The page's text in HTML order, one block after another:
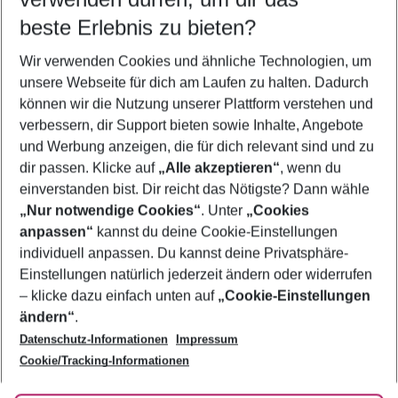
5-8 Nächte
2 Erwachsene Keine Kinder
Mehr Filter anzeigen
Footer
Footer navigation
Über uns
AGB
Bestpreisgarantie
Cookie-Einstellungen ändern
Cookie-Richtlinie
Agenturbetreuung
Barrierefreies Reisen
Folge uns
beste Erlebnis zu bieten?
Wir verwenden Cookies und ähnliche Technologien, um
unsere Webseite für dich am Laufen zu halten. Dadurch
können wir die Nutzung unserer Plattform verstehen und
verbessern, dir Support bieten sowie Inhalte, Angebote
und Werbung anzeigen, die für dich relevant sind und zu
dir passen. Klicke auf „Alle akzeptieren“, wenn du
einverstanden bist. Dir reicht das Nötigste? Dann wähle
„Nur notwendige Cookies“. Unter „Cookies
anpassen“ kannst du deine Cookie-Einstellungen
individuell anpassen. Du kannst deine Privatsphäre-
Einstellungen natürlich jederzeit ändern oder widerrufen
– klicke dazu einfach unten auf „Cookie-Einstellungen
ändern“.
Datenschutz-Informationen
Impressum
Cookie/Tracking-Informationen